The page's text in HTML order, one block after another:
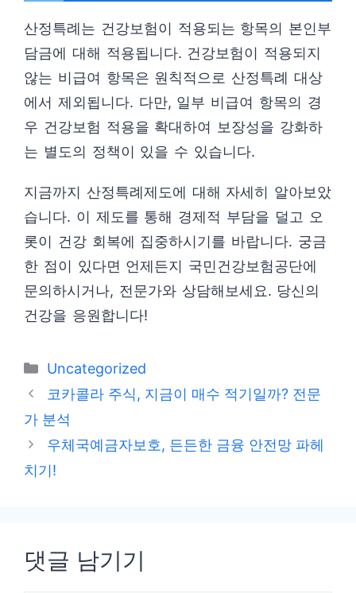
산정특례는 건강보험이 적용되는 항목의 본인부
담금에 대해 적용됩니다. 건강보험이 적용되지
않는 비급여 항목은 원칙적으로 산정특례 대상
에서 제외됩니다. 다만, 일부 비급여 항목의 경
우 건강보험 적용을 확대하여 보장성을 강화하
는 별도의 정책이 있을 수 있습니다.
지금까지 산정특례제도에 대해 자세히 알아보았
습니다. 이 제도를 통해 경제적 부담을 덜고 오
롯이 건강 회복에 집중하시기를 바랍니다. 궁금
한 점이 있다면 언제든지 국민건강보험공단에
문의하시거나, 전문가와 상담해보세요. 당신의
건강을 응원합니다!
카
테
리
Uncategorized
코카콜라 주식, 지금이 매수 적기일까? 전문
가 분석
우체국예금자보호, 든든한 금융 안전망 파헤
치기!
댓글 남기기